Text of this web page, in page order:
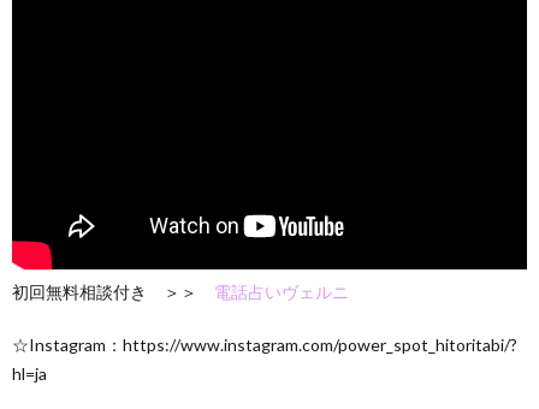
初回無料相談付き ＞＞ 電話占いヴェルニ
☆Instagram：https://www.instagram.com/power_spot_hitoritabi/?
hl=ja